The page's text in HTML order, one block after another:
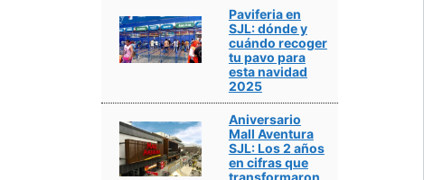
Paviferia en
SJL: dónde y
cuándo recoger
tu pavo para
esta navidad
2025
Aniversario
Mall Aventura
SJL: Los 2 años
en cifras que